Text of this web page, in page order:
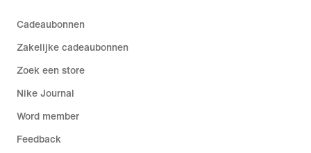
Cadeaubonnen
Zakelijke cadeaubonnen
Zoek een store
Nike Journal
Word member
Feedback